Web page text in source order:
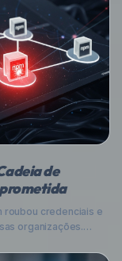
de
roubou credenciais e
organizações.